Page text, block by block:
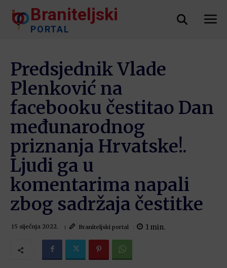
Braniteljski
PORTAL
Predsjednik Vlade
Plenković na
facebooku čestitao Dan
međunarodnog
priznanja Hrvatske!.
Ljudi ga u
komentarima napali
zbog sadržaja čestitke
15 siječnja 2022. Braniteljski portal 1 min.